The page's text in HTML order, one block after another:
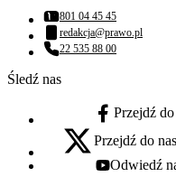
Numer telefonu:
801 04 45 45
Adres email:
redakcja@prawo.pl
Numer telefonu:
22 535 88 00
Śledź nas
facebook -
Przejdź
x - otwiera się w nowej
Przejdź do
youtube - otwiera
Odwiedź